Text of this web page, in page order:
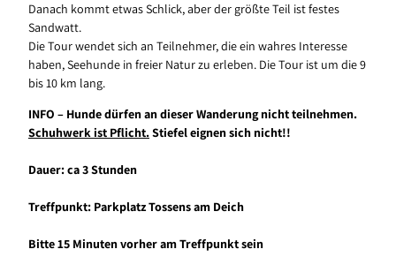
Danach kommt etwas Schlick, aber der größte Teil ist festes
Sandwatt.
Die Tour wendet sich an Teilnehmer, die ein wahres Interesse
haben, Seehunde in freier Natur zu erleben. Die Tour ist um die 9
bis 10 km lang.
INFO – Hunde dürfen an dieser Wanderung nicht teilnehmen.
Schuhwerk ist Pflicht.Stiefel eignen sich nicht!!
Dauer: ca 3 Stunden
Treffpunkt: Parkplatz Tossens am Deich
Bitte 15 Minuten vorher am Treffpunkt sein